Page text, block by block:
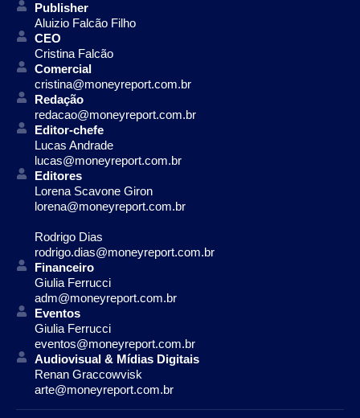
Publisher
Aluizio Falcão Filho
CEO
Cristina Falcão
Comercial
cristina@moneyreport.com.br
Redação
redacao@moneyreport.com.br
Editor-chefe
Lucas Andrade
lucas@moneyreport.com.br
Editores
Lorena Scavone Giron
lorena@moneyreport.com.br
Rodrigo Dias
rodrigo.dias@moneyreport.com.br
Financeiro
Giulia Ferrucci
adm@moneyreport.com.br
Eventos
Giulia Ferrucci
eventos@moneyreport.com.br
Audiovisual & Mídias Digitais
Renan Graccowvisk
arte@moneyreport.com.br